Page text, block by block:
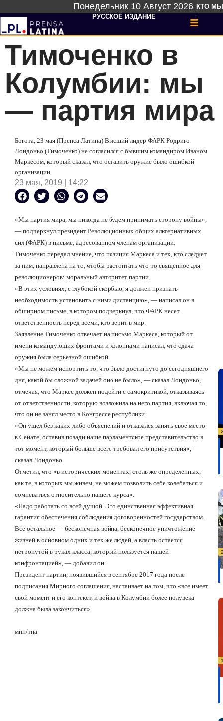
Понедельник 10 Август 2026 КТО МЫ
РУССКОЕ ИЗДАНИЕ
Тимоченко в
Колумбии: мы
— партия мира
Богота, 23 мая (Пренса Латина) Высший лидер ФАРК Родриго
Лондоньо (Тимоченко) не согласился с бывшим командиром Иваном
Маркесом, который сказал, что оставить оружие было ошибкой
организации.
23 мая, 2019 | 14:22
«Мы партия мира, мы никогда не будем принимать сторону войны»,
— подчеркнул президент Революционных общих альтернативных
сил (ФАРК) в письме, адресованном членам организации.
Тимоченко передал мнение, что позиция Маркеса и тех, кто следует
за ним, направлена на то, чтобы растоптать что-то священное для
революционеров: моральный авторитет партии.
«В этих условиях, с глубокой скорбью, я должен признать
необходимость установить с ними дистанцию», — написал он в
обширном письме, в котором подчеркнул, что ФАРК несет
ответственность перед всеми, кто верит в мир.
Заявление Тимоченко отвечает на письмо Маркеса, который от
имени командующих фронтами и колоннами написал, что сдача
оружия была серьезной ошибкой.
«Мы не можем испортить то, что было достигнуто до сегодняшнего
дня, какой бы сложной задачей оно не было», — сказал Лондоньо,
отмечая, что Маркес должен подойти с самокритикой, отказываясь
от ответственности, которую возложила на него партия, включая то,
что он не занял место в Конгрессе республики.
«Он ушел без каких-либо объяснений и отказался занять свое место
в Сенате, оставив позади наше парламентское представительство в
тот момент, который больше всего требовал его присутствия», —
сказал Лондоньо.
Отметил, что «в исторических моментах, столь же определенных,
как те, в которых мы живем, не можем позволить себе колебаться и
сомневаться относительно нашего курса».
«Надо работать со всей душой. Это единственная эффективная
гарантия обеспечения соблюдения договоренностей государством.
Все остальное — бесконечная война, бесконечное уничтожение
жизней в основном одних и тех же людей, а власть остается
нетронутой в руках класса, который пользуется нашей
конфронтацией», — добавил он.
Президент партии, появившийся в сентябре 2017 года после
подписания Мирного соглашения, настаивает на том, что «все имеет
свой момент и его контекст, и война в Колумбии более полувека
должна была закончиться».
мнп/тпа